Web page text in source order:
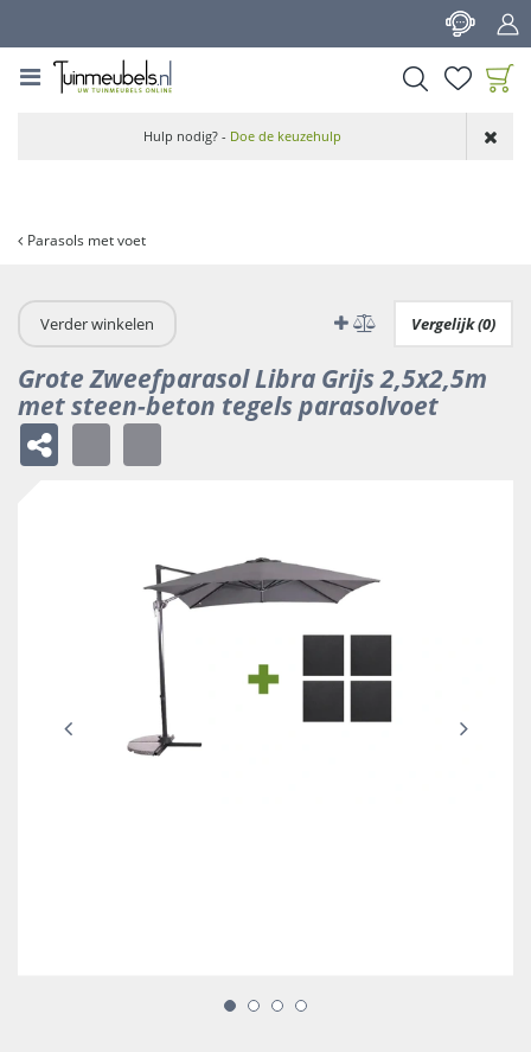
Parasols met voet
aan wensenlijst
Hulp nodig? - Doe de keuzehulp
Verder winkelen Vergelijk (0)
Grote Zweefparasol Libra Grijs 2,5x2,5m
met steen-beton tegels parasolvoet